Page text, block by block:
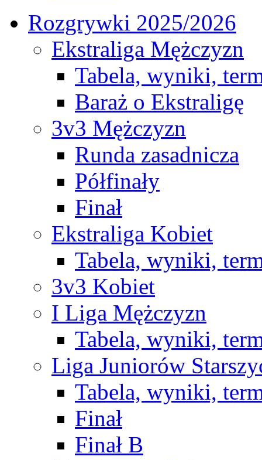
Rozgrywki 2025/2026
Ekstraliga Mężczyzn
Tabela, wyniki,
Baraż o Ekstraligę
3v3 Mężczyzn
Runda zasadnicza
Półfinały
Finał
Ekstraliga Kobiet
Tabela, wyniki,
3v3 Kobiet
I Liga Mężczyzn
Tabela, wyniki,
Liga Juniorów
Tabela, wyniki,
Finał
Finał B